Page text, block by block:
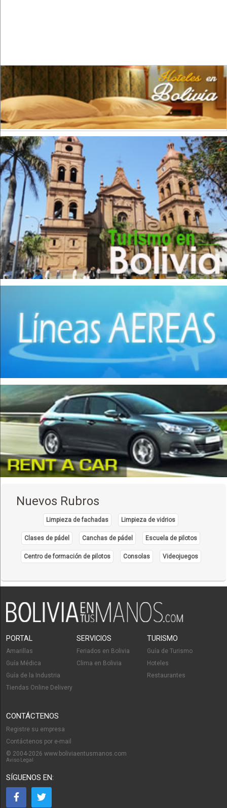
Nuevos Rubros
Limpieza de fachadas Limpieza de vidrios
Clases de pádel Canchas de pádel Escuela de pilotos
Centro de formación de pilotos Consolas Videojuegos
PORTAL
Amarillas
Guía Médica
Guía de la Industria
Tiendas Online Delivery
SERVICIOS
Feriados en Bolivia
Clima en Bolivia
TURISMO
Guía de Turismo
Hoteles
Restaurantes
CONTÁCTENOS
Registre su empresa
Contáctenos por e-mail
© 2004-2026 www.boliviaentusmanos.com
Aviso Legal
SÍGUENOS EN: